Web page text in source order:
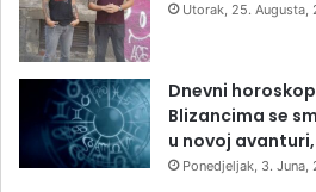
Utorak, 25. Augusta,
Dnevni
Blizancima se
u novoj
Ponedjeljak, 3. Juna,